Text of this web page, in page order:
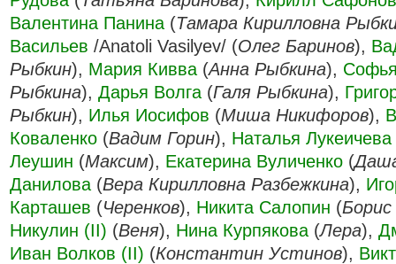
Валентина Панина (Тамара Кирилловна
Васильев /Anatoli Vasilyev/ (Олег Баринов),
Рыбкин), Мария Кивва (Анна Рыбкина),
Рыбкина), Дарья Волга (Галя Рыбкина),
Рыбкин), Илья Иосифов (Миша Никифоров),
Коваленко (Вадим Горин), Наталья Лукеичева
Леушин (Максим), Екатерина Вуличенко (
Данилова (Вера Кирилловна Разбежкина),
Карташев (Черенков), Никита Салопин (
Никулин (II) (Веня), Нина Курпякова (Лера),
Иван Волков (II) (Константин Устинов),